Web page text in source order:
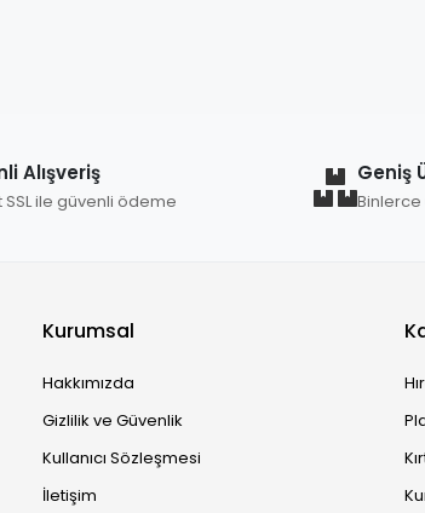
Alışveriş
ile güvenli ödeme
Geniş
Kurumsal
Hakkımızda
Gizlilik ve Güvenlik
Kullanıcı Sözleşmesi
İletişim